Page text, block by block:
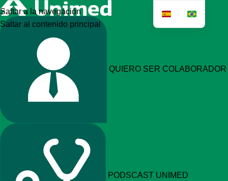
Saltar a la navegación
Saltar al contenido principal
QUIERO SER COLABORADOR
PODSCAST UNIMED